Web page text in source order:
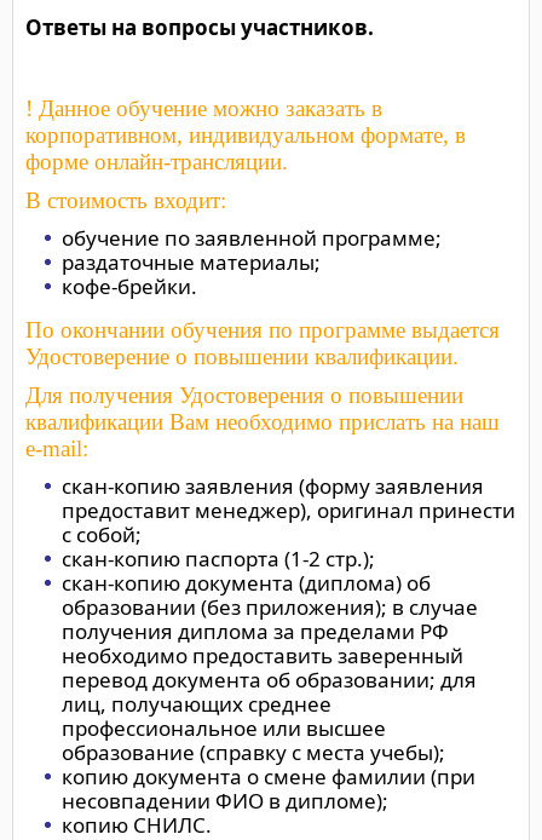
Ответы на вопросы участников.
! Данное обучение можно заказать в
корпоративном, индивидуальном формате, в
форме онлайн-трансляции.
В стоимость входит:
обучение по заявленной программе;
раздаточные материалы;
кофе-брейки.
По окончании обучения по программе выдается
Удостоверение о повышении квалификации.
Для получения Удостоверения о повышении
квалификации Вам необходимо прислать на наш
e-mail:
скан-копию заявления (форму заявления
предоставит менеджер), оригинал принести
с собой;
скан-копию паспорта (1-2 стр.);
скан-копию документа (диплома) об
образовании (без приложения); в случае
получения диплома за пределами РФ
необходимо предоставить заверенный
перевод документа об образовании; для
лиц, получающих среднее
профессиональное или высшее
образование (справку с места учебы);
копию документа о смене фамилии (при
несовпадении ФИО в дипломе);
копию СНИЛС.